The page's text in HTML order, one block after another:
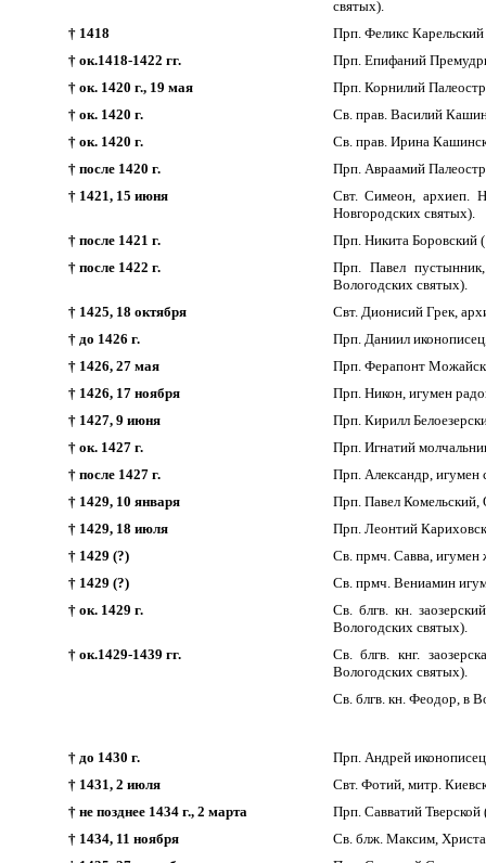
святых).
† 1418
Прп. Феликс
† ок.1418-1422 гг.
Прп. Епифаний
† ок. 1420 г., 19 мая
Прп. Корнилий
† ок. 1420 г.
Св. прав. Василий
† ок. 1420 г.
Св. прав. Ирина
† после 1420 г.
Прп. Авраамий
† 1421, 15 июня
Свт. Симеон, архиеп.
Новгородских святых).
† после 1421 г.
Прп. Никита Боровский
† после 1422 г.
Прп. Павел
Вологодских святых).
† 1425, 18 октября
Свт. Дионисий Грек,
† до 1426 г.
Прп. Даниил
† 1426, 27 мая
Прп. Ферапонт
† 1426, 17 ноября
Прп. Никон, игумен
† 1427, 9 июня
Прп. Кирилл
† ок. 1427 г.
Прп. Игнатий
† после 1427 г.
Прп. Александр,
† 1429, 10 января
Прп. Павел Комельский,
† 1429, 18 июля
Прп. Леонтий
† 1429 (?)
Св. прмч. Савва, игумен
† 1429 (?)
Св. прмч. Вениамин
† ок. 1429 г.
Св. блгв. кн.
Вологодских святых).
† ок.1429-1439 гг.
Св. блгв. кнг.
Вологодских святых).
Св. блгв. кн. Феодор, в
† до 1430 г.
Прп. Андрей
† 1431, 2 июля
Свт. Фотий, митр.
† не позднее 1434 г., 2 марта
Прп. Савватий
† 1434, 11 ноября
Св. блж. Максим,